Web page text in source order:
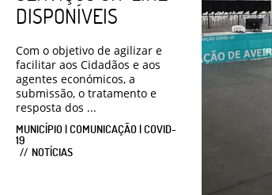
DISPONÍVEIS
Com o objetivo de agilizar e
facilitar aos Cidadãos e aos
agentes económicos, a
submissão, o tratamento e
resposta dos ...
MUNICÍPIO | COMUNICAÇÃO | COVID-
19
NOTÍCIAS